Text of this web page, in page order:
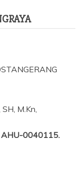
M.Kn,
AHU-0040115.